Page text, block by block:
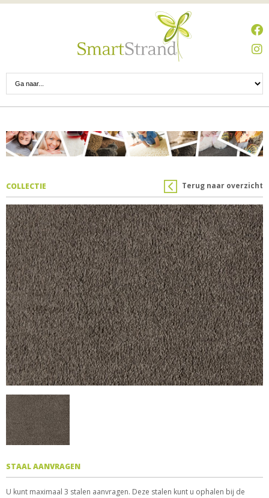
Terug naar overzicht
COLLECTIE
STAAL AANVRAGEN
U kunt maximaal 3 stalen aanvragen. Deze stalen kunt u ophalen bij de